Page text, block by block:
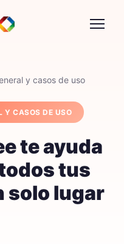
y casos de uso
Y CASOS DE USO
te ayuda
tus
solo lugar